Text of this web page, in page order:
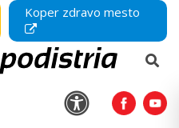
Koper zdravo mesto